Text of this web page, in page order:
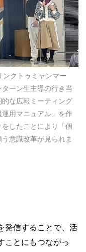
ンクトゥミャンマー
ーン生主導の行き当
な広報ミーティング
用マニュアル」を作
したことにより「個
意識改革が見られま
発信することで、活
ことにもつながっ